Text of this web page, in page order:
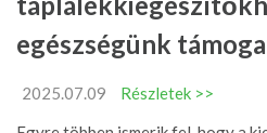
egészségünk
2025.07.09
Részletek >>